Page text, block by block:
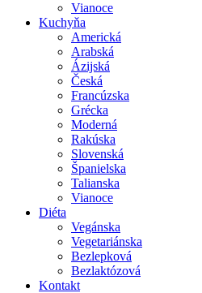
Vianoce
Kuchyňa
Americká
Arabská
Ázijská
Česká
Francúzska
Grécka
Moderná
Rakúska
Slovenská
Španielska
Talianska
Vianoce
Diéta
Vegánska
Vegetariánska
Bezlepková
Bezlaktózová
Kontakt